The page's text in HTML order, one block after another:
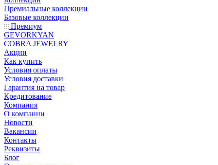
Премиальные коллекции
Базовые коллекции
Премиум
GEVORKYAN
COBRA JEWELRY
Акции
Как купить
Условия оплаты
Условия доставки
Гарантия на товар
Кредитование
Компания
О компании
Новости
Вакансии
Контакты
Реквизиты
Блог